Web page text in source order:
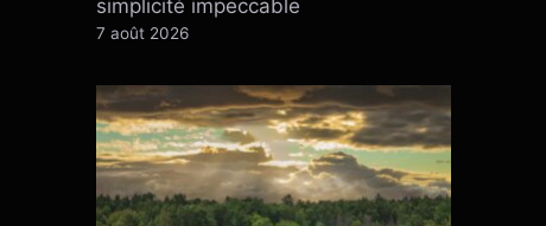
simplicité impeccable
7 août 2026